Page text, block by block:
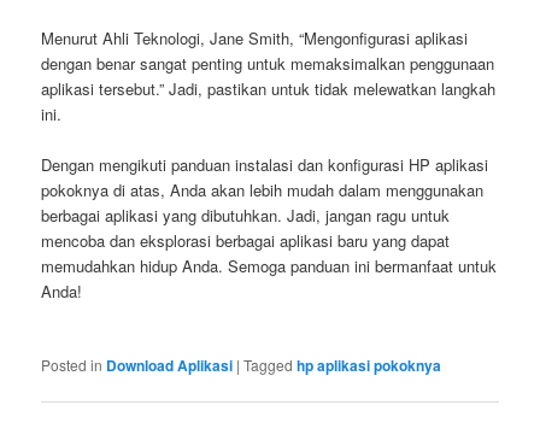
Menurut Ahli Teknologi, Jane Smith, “Mengonfigurasi aplikasi
dengan benar sangat penting untuk memaksimalkan penggunaan
aplikasi tersebut.” Jadi, pastikan untuk tidak melewatkan langkah
ini.
Dengan mengikuti panduan instalasi dan konfigurasi HP aplikasi
pokoknya di atas, Anda akan lebih mudah dalam menggunakan
berbagai aplikasi yang dibutuhkan. Jadi, jangan ragu untuk
mencoba dan eksplorasi berbagai aplikasi baru yang dapat
memudahkan hidup Anda. Semoga panduan ini bermanfaat untuk
Anda!
Posted in Download Aplikasi |Tagged hp aplikasi pokoknya